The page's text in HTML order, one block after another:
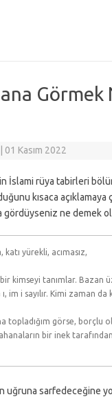
01 Kasım 2022
İslami rüya tabirleri
kısaca açıklamaya
gördüyseniz ne demek
yürekli, acımasız,
kimseyi tanımlar. Bazan
im i sayılır. Kimi zaman
topladığım görse, borçlu
bir inek
uğruna sarfedeceğine